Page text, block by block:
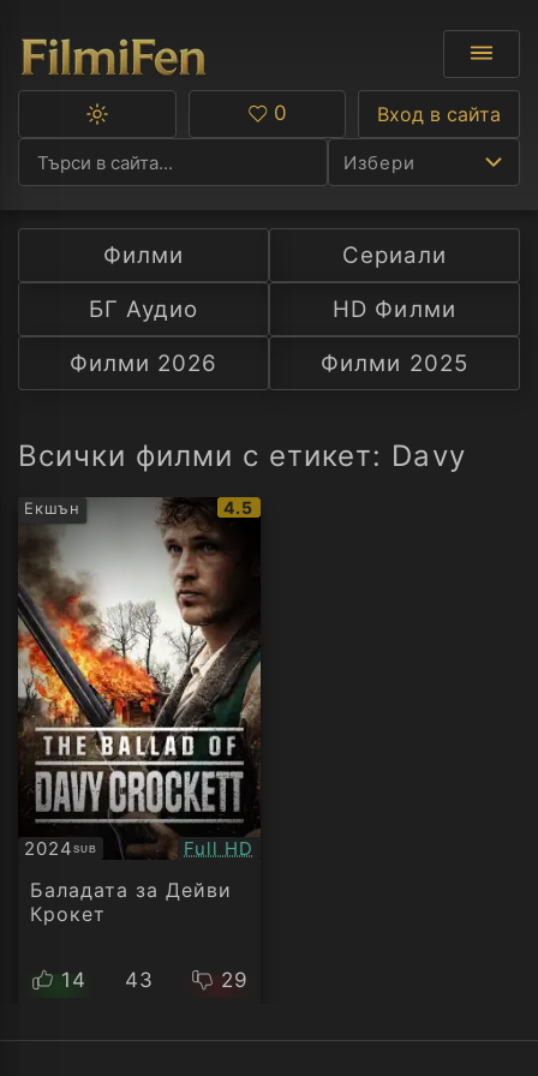
Избери
Ф
С
А
Превключване
тъмна
тема
Любими
0 Вход в сайта
Филми
Сериали
БГ Аудио
HD Филми
Филми 2026
Филми 2025
Всички филми с етикет: Davy
Екшън
IMDb
4.5
2024SUB
Субтитри Качество:
Full HD
Баладата за Дейви
Крокет
14 43 29